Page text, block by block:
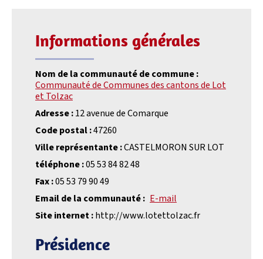
Informations générales
Nom de la communauté de commune :
Communauté de Communes des cantons de Lot
et Tolzac
Adresse :12 avenue de Comarque
Code postal :47260
Ville représentante :CASTELMORON SUR LOT
téléphone :05 53 84 82 48
Fax :05 53 79 90 49
Email de la communauté : E-mail
Site internet :http://www.lotettolzac.fr
Présidence